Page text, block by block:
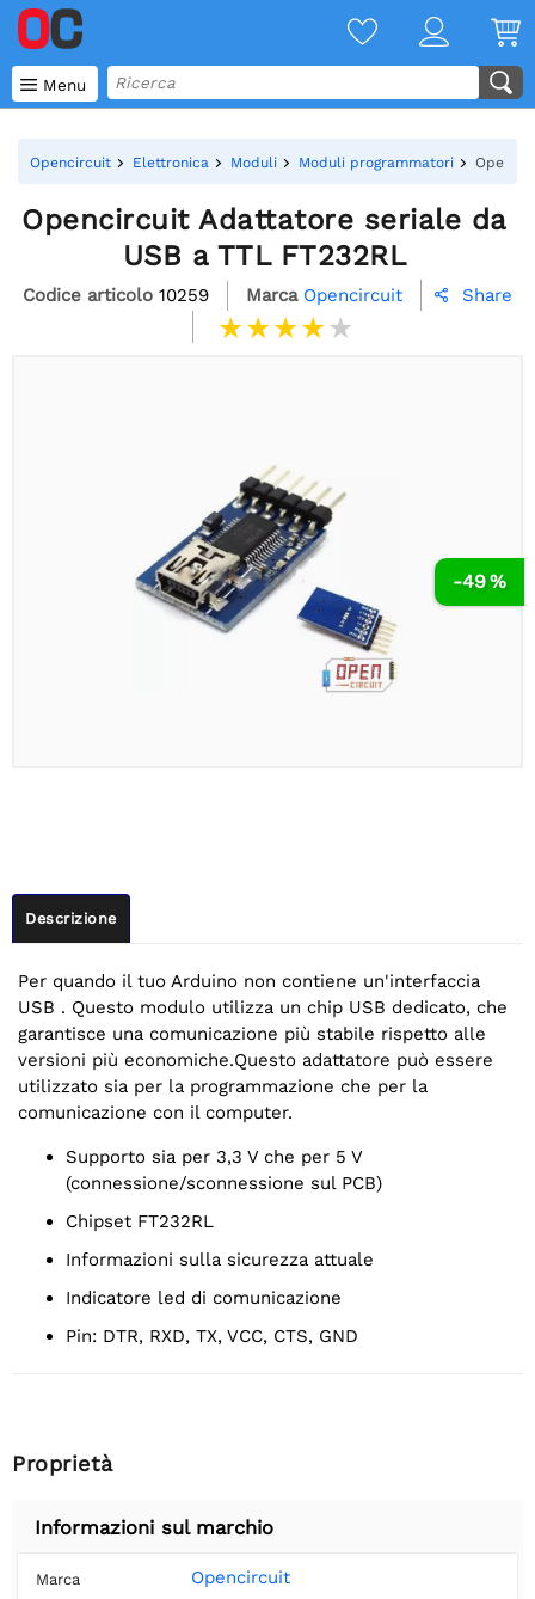
 Menu
Opencircuit Elettronica Moduli Moduli programmatori
Opencircuit Adattatore seriale da
USB a TTL FT232RL
Codice articolo 10259 Marca Opencircuit  Share
-49 %
Descrizione
Per quando il tuo Arduino non contiene un'interfaccia
USB . Questo modulo utilizza un chip USB dedicato, che
garantisce una comunicazione più stabile rispetto alle
versioni più economiche.Questo adattatore può essere
utilizzato sia per la programmazione che per la
comunicazione con il computer.
Supporto sia per 3,3 V che per 5 V
(connessione/sconnessione sul PCB)
Chipset FT232RL
Informazioni sulla sicurezza attuale
Indicatore led di comunicazione
Pin: DTR, RXD, TX, VCC, CTS, GND
Proprietà
Informazioni sul marchio
Marca Opencircuit